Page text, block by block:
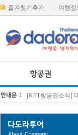
즐겨찾기추가 여행정
[KTT항공권소식]